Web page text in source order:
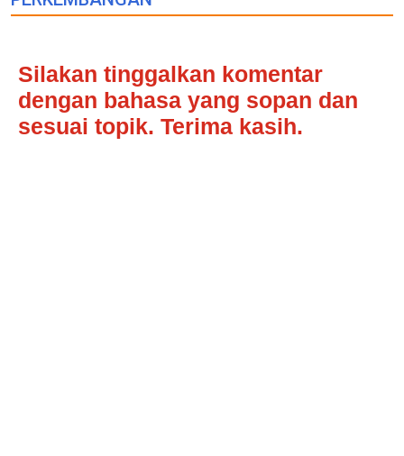
Silakan tinggalkan komentar
dengan bahasa yang sopan dan
sesuai topik. Terima kasih.